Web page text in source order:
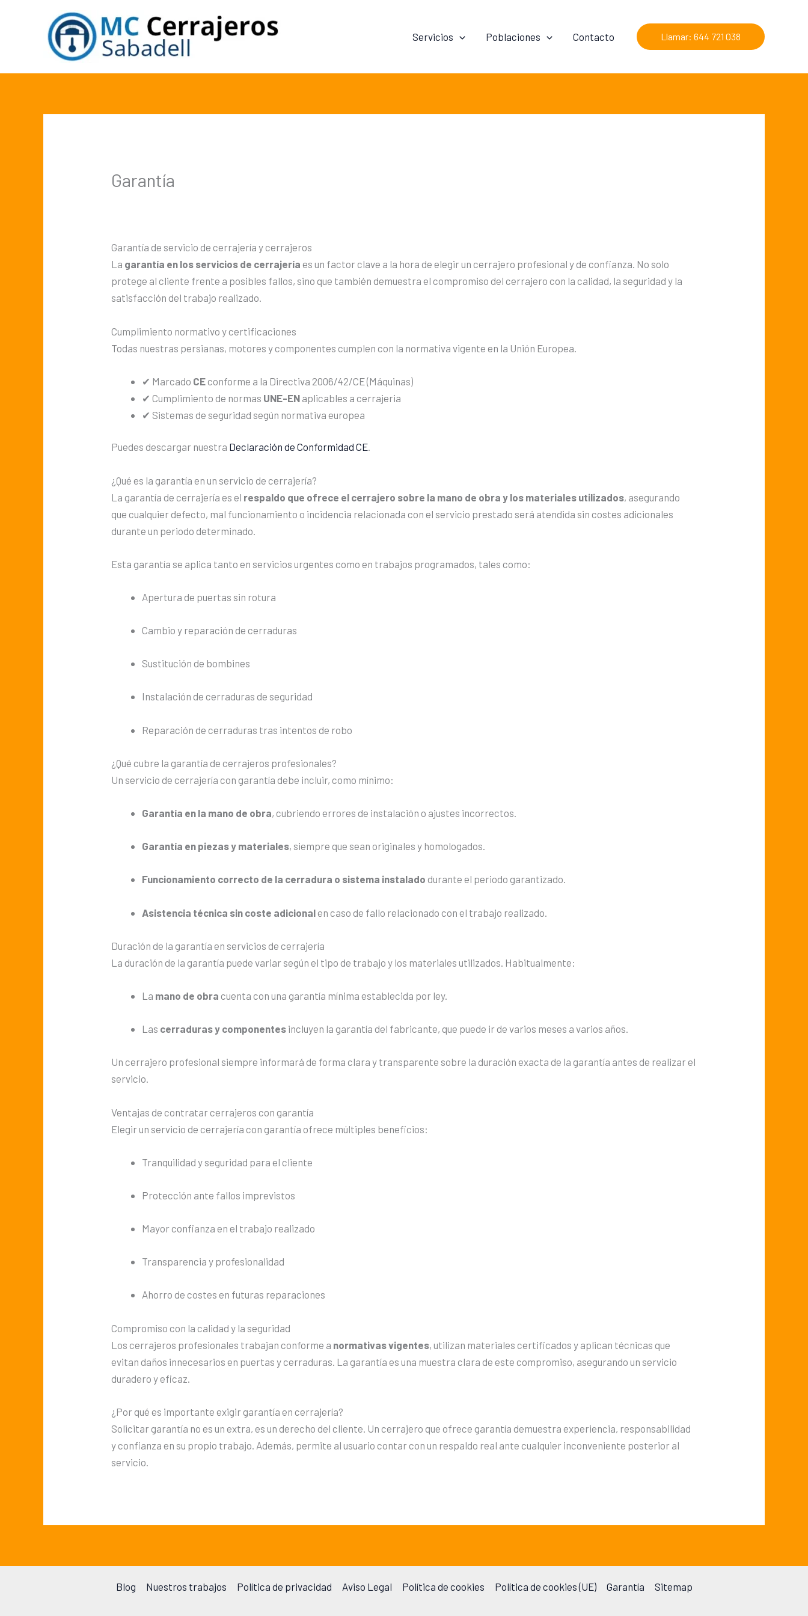
Servicios Poblaciones Contacto Llamar: 644 721 038
Garantía
Garantía de servicio de cerrajería y cerrajeros
La garantía en los servicios de cerrajería es un factor clave a la hora de elegir un cerrajero profesional y de confianza. No solo
protege al cliente frente a posibles fallos, sino que también demuestra el compromiso del cerrajero con la calidad, la seguridad y la
satisfacción del trabajo realizado.
Cumplimiento normativo y certificaciones
Todas nuestras persianas, motores y componentes cumplen con la normativa vigente en la Unión Europea.
✔ Marcado CE conforme a la Directiva 2006/42/CE (Máquinas)
✔ Cumplimiento de normas UNE-EN aplicables a cerrajeria
✔ Sistemas de seguridad según normativa europea
Puedes descargar nuestra Declaración de Conformidad CE.
¿Qué es la garantía en un servicio de cerrajería?
La garantía de cerrajería es el respaldo que ofrece el cerrajero sobre la mano de obra y los materiales utilizados, asegurando
que cualquier defecto, mal funcionamiento o incidencia relacionada con el servicio prestado será atendida sin costes adicionales
durante un periodo determinado.
Esta garantía se aplica tanto en servicios urgentes como en trabajos programados, tales como:
Apertura de puertas sin rotura
Cambio y reparación de cerraduras
Sustitución de bombines
Instalación de cerraduras de seguridad
Reparación de cerraduras tras intentos de robo
¿Qué cubre la garantía de cerrajeros profesionales?
Un servicio de cerrajería con garantía debe incluir, como mínimo:
Garantía en la mano de obra, cubriendo errores de instalación o ajustes incorrectos.
Garantía en piezas y materiales, siempre que sean originales y homologados.
Funcionamiento correcto de la cerradura o sistema instalado durante el periodo garantizado.
Asistencia técnica sin coste adicional en caso de fallo relacionado con el trabajo realizado.
Duración de la garantía en servicios de cerrajería
La duración de la garantía puede variar según el tipo de trabajo y los materiales utilizados. Habitualmente:
La mano de obra cuenta con una garantía mínima establecida por ley.
Las cerraduras y componentes incluyen la garantía del fabricante, que puede ir de varios meses a varios años.
Un cerrajero profesional siempre informará de forma clara y transparente sobre la duración exacta de la garantía antes de realizar el
servicio.
Ventajas de contratar cerrajeros con garantía
Elegir un servicio de cerrajería con garantía ofrece múltiples beneficios:
Tranquilidad y seguridad para el cliente
Protección ante fallos imprevistos
Mayor confianza en el trabajo realizado
Transparencia y profesionalidad
Ahorro de costes en futuras reparaciones
Compromiso con la calidad y la seguridad
Los cerrajeros profesionales trabajan conforme a normativas vigentes, utilizan materiales certificados y aplican técnicas que
evitan daños innecesarios en puertas y cerraduras. La garantía es una muestra clara de este compromiso, asegurando un servicio
duradero y eficaz.
¿Por qué es importante exigir garantía en cerrajería?
Solicitar garantía no es un extra, es un derecho del cliente. Un cerrajero que ofrece garantía demuestra experiencia, responsabilidad
y confianza en su propio trabajo. Además, permite al usuario contar con un respaldo real ante cualquier inconveniente posterior al
servicio.
Blog Nuestros trabajos Política de privacidad Aviso Legal Política de cookies Política de cookies (UE) Garantía Sitemap